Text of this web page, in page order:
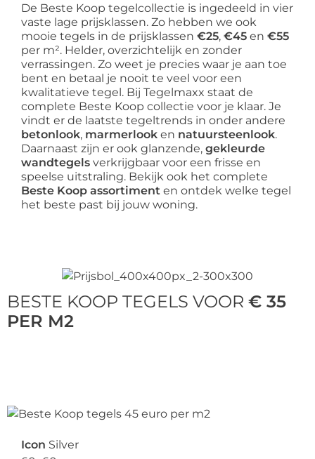
De Beste Koop tegelcollectie is ingedeeld in vier
vaste lage prijsklassen. Zo hebben we ook
mooie tegels in de prijsklassen €25, €45 en €55
per m². Helder, overzichtelijk en zonder
verrassingen. Zo weet je precies waar je aan toe
bent en betaal je nooit te veel voor een
kwalitatieve tegel. Bij Tegelmaxx staat de
complete Beste Koop collectie voor je klaar. Je
vindt er de laatste tegeltrends in onder andere
betonlook, marmerlook en natuursteenlook.
Daarnaast zijn er ook glanzende, gekleurde
wandtegels verkrijgbaar voor een frisse en
speelse uitstraling. Bekijk ook het complete
Beste Koop assortiment en ontdek welke tegel
het beste past bij jouw woning.
BESTE KOOP TEGELS VOOR € 35
PER M2
Icon Silver